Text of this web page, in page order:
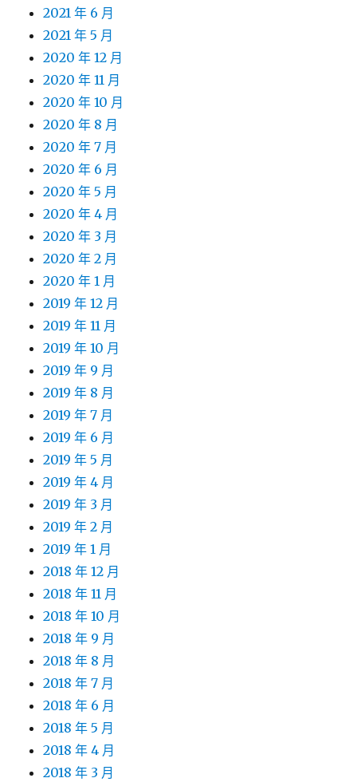
2021 年 6 月
2021 年 5 月
2020 年 12 月
2020 年 11 月
2020 年 10 月
2020 年 8 月
2020 年 7 月
2020 年 6 月
2020 年 5 月
2020 年 4 月
2020 年 3 月
2020 年 2 月
2020 年 1 月
2019 年 12 月
2019 年 11 月
2019 年 10 月
2019 年 9 月
2019 年 8 月
2019 年 7 月
2019 年 6 月
2019 年 5 月
2019 年 4 月
2019 年 3 月
2019 年 2 月
2019 年 1 月
2018 年 12 月
2018 年 11 月
2018 年 10 月
2018 年 9 月
2018 年 8 月
2018 年 7 月
2018 年 6 月
2018 年 5 月
2018 年 4 月
2018 年 3 月